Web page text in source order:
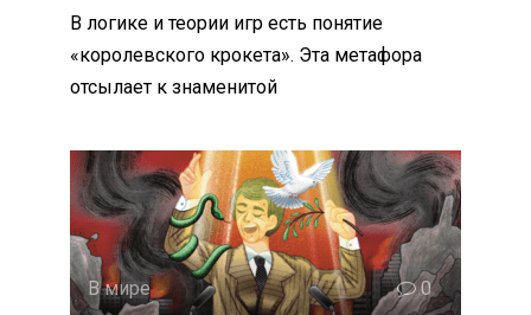
В логике и теории игр есть понятие
«королевского крокета». Эта метафора
отсылает к знаменитой
В мире 0